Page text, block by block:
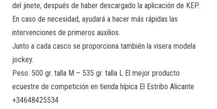
del jinete, después de haber descargado la aplicación de KEP.
En caso de necesidad, ayudará a hacer más rápidas las
intervenciones de primeros auxilios.
Junto a cada casco se proporciona también la visera modela
jockey.
Peso: 500 gr. talla M – 535 gr. talla L El mejor producto
ecuestre de competición en tienda hípica El Estribo Alicante
+34648425534